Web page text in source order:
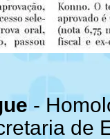
-
de